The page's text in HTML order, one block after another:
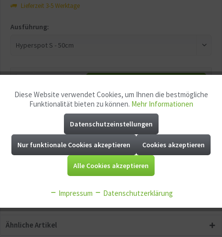
Lieferzeit 3-5 Werktage
Ausführung:
Fragen zum Artikel?
Artikel-Nr.:
GG10752
EAN:
5907753123021
Ähnliche Artikel
Funktionale Aktiv
Tracking Aktiv
Diese Website verwendet Cookies, um Ihnen die bestmögliche
Funktionalität bieten zu können. Mehr Informationen
Datenschutzeinstellungen
Nur funktionale Cookies akzeptieren Cookies akzeptieren
Alle Cookies akzeptieren
Impressum Datenschutzerklärung